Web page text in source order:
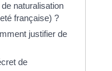
naturalisation
française) ?
justifier de
de